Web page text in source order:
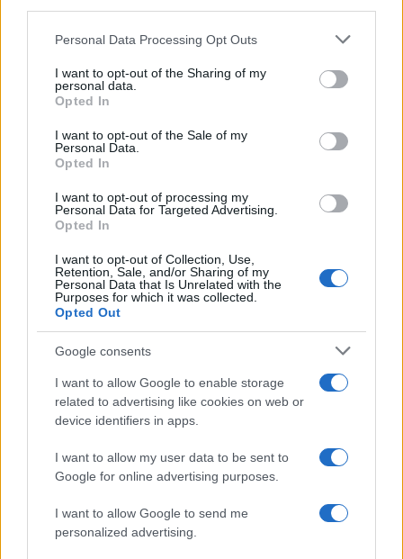
Please note that this website/app uses one or more Google
not limited to your visit or usage behaviour. You may click to
grant or deny consent to Google and its third-party tags to
use your data for below specified purposes in below Google
consent section.
Personal Data Processing Opt Outs
I want to opt-out of the Sharing of my
personal data.
Opted In
I want to opt-out of the Sale of my
Personal Data.
Opted In
I want to opt-out of processing my
Personal Data for Targeted Advertising.
Opted In
I want to opt-out of Collection, Use,
Retention, Sale, and/or Sharing of my
Personal Data that Is Unrelated with the
Purposes for which it was collected.
Opted Out
Google consents
I want to allow Google to enable storage
related to advertising like cookies on web or
device identifiers in apps.
I want to allow my user data to be sent to
Google for online advertising purposes.
I want to allow Google to send me
personalized advertising.
Αν τα χάσατε
Δεν ήταν μόνο η ταχύτητα
- «Ίσως κάτι απέσπασε την
πραγματογνώμονας για
την τραγωδία στις Σέρρες
με νεκρούς μητέρα και γιο
Μυστράς: Αλλαγή
υπερασπιστική
νεκρό πατέρα του
καταψύκτη – Η